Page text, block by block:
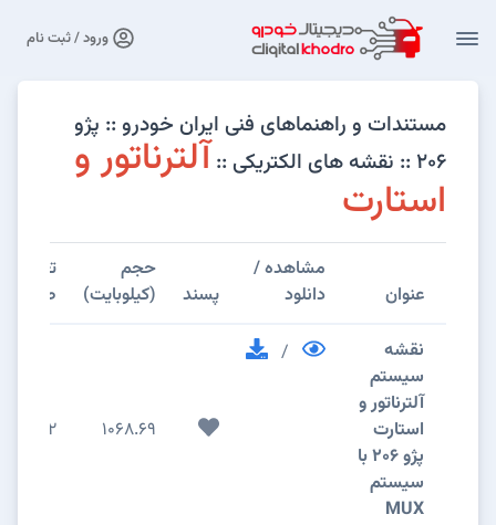
ورود / ثبت نام
مستندات و راهنماهای فنی ایران خودرو :: پژو
۲۰۶ :: نقشه های الکتریکی ::
آلترناتور و
استارت
عنوان
مشاهده /
دانلود
پسند
حجم
(کیلوبایت)
تعداد
صفحات
نقشه
سیستم
آلترناتور و
استارت
پژو 206 با
سیستم
MUX
/
1068.69
2